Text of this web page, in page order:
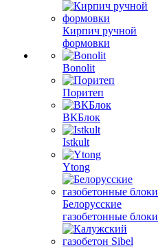
Кирпич ручной
формовки
Bonolit
Поритеп
ВКБлок
Istkult
Ytong
Белорусские
газобетонные блоки